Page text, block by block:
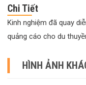
Chi Tiết
Kinh nghiệm đã quay
quảng cáo cho du
HÌNH ẢNH